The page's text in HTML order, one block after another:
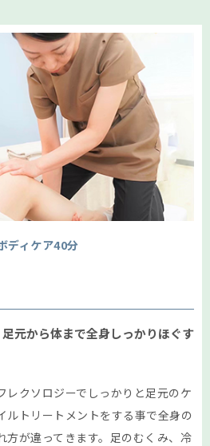
ディケア40分
足元から体まで全身しっかりほぐす
レクソロジーでしっかりと足元のケ
ルトリートメントをする事で全身の
方が違ってきます。足のむくみ、冷